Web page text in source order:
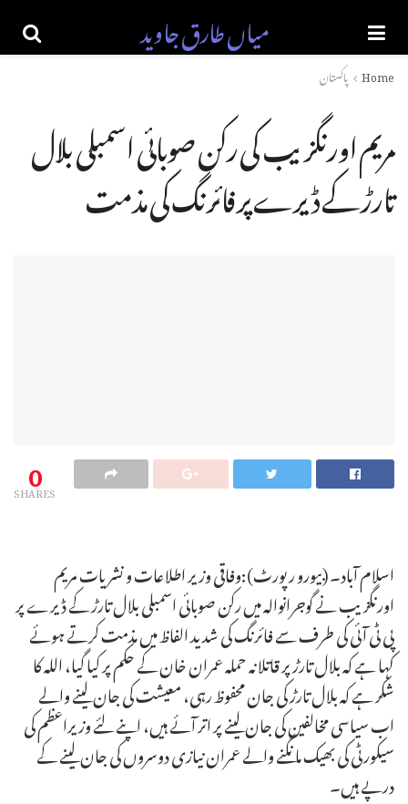
میاں طارق جاوید
Home پاکستان
مریم اورنگزیب کی رکن صوبائی اسمبلی بلال
تارڑ کے ڈیرے پر فائرنگ کی مذمت
0
SHARES
اسلام آباد۔ (بیورو رپورٹ):وفاقی وزیر اطلاعات و نشریات مریم
اورنگزیب نے گوجرانوالہ میں رکن صوبائی اسمبلی بلال تارڑ کے ڈیرے پر
پی ٹی آئی کی طرف سے فائرنگ کی شدید الفاظ میں مذمت کرتے ہوئے
کہا ہے کہ بلال تارڑ پر قاتلانہ حملہ عمران خان کے حکم پر کیا گیا، اللہ کا
شکر ہے کہ بلال تارڑ کی جان محفوظ رہی، معیشت کی جان لینے والے
اب سیاسی مخالفین کی جان لینے پر اتر آئے ہیں، اپنے لئے وزیراعظم کی
سیکورٹی کی بھیک مانگنے والے عمران نیازی دوسروں کی جان لینے کے
درپے ہیں۔